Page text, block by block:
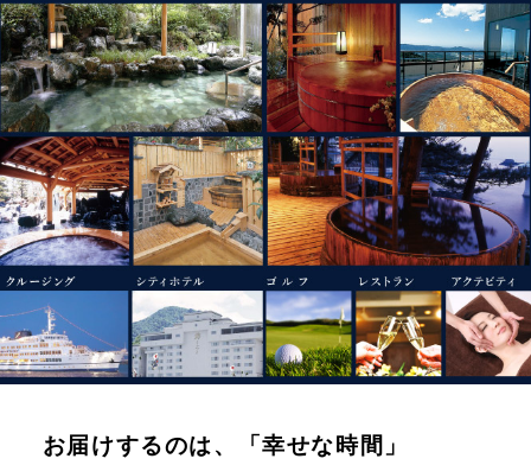
お届けするのは、「幸せな時間」